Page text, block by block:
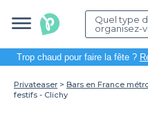
Quel type
organisez-
Trop chaud pour faire la fête ?
Privateaser Bars en France
festifs - Clichy